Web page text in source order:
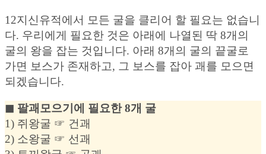
12지신유적에서 모든 굴을 클리어 할 필요는 없습니
다. 우리에게 필요한 것은 아래에 나열된 딱 8개의
굴의 왕을 잡는 것입니다. 아래 8개의 굴의 끝굴로
가면 보스가 존재하고, 그 보스를 잡아 괘를 모으면
되겠습니다.
◼︎ 팔괘모으기에 필요한 8개 굴
1) 쥐왕굴 ☞ 건괘
2) 소왕굴 ☞ 선괘